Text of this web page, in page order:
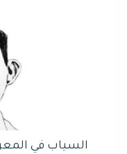
السياب في